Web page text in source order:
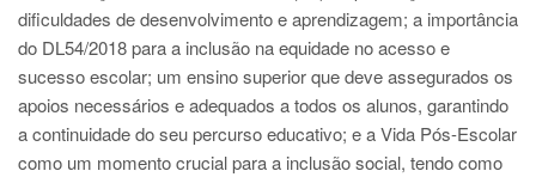
dificuldades de desenvolvimento e aprendizagem; a importância
do DL54/2018 para a inclusão na equidade no acesso e
sucesso escolar; um ensino superior que deve assegurados os
apoios necessários e adequados a todos os alunos, garantindo
a continuidade do seu percurso educativo; e a Vida Pós-Escolar
como um momento crucial para a inclusão social, tendo como